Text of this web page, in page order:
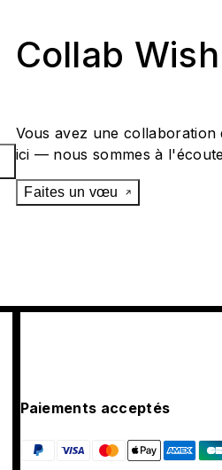
Collab
Vous avez une
ici — nous sommes à
Faites un vœu
Paiements acceptés